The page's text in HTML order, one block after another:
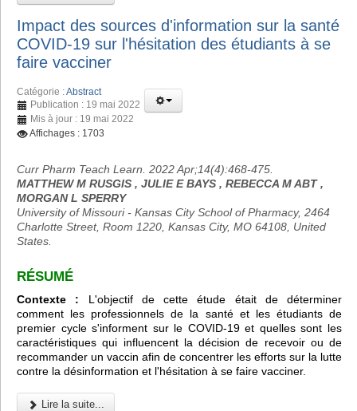
Impact des sources d'information sur la santé
COVID-19 sur l'hésitation des étudiants à se
faire vacciner
Catégorie :Abstract
Publication : 19 mai 2022
Mis à jour : 19 mai 2022
Affichages : 1703
Curr Pharm Teach Learn. 2022 Apr;14(4):468-475.
MATTHEW M RUSGIS , JULIE E BAYS , REBECCA M ABT ,
MORGAN L SPERRY
University of Missouri - Kansas City School of Pharmacy, 2464
Charlotte Street, Room 1220, Kansas City, MO 64108, United
States.
RÉSUMÉ
Contexte : L'objectif de cette étude était de déterminer
comment les professionnels de la santé et les étudiants de
premier cycle s'informent sur le COVID-19 et quelles sont les
caractéristiques qui influencent la décision de recevoir ou de
recommander un vaccin afin de concentrer les efforts sur la lutte
contre la désinformation et l'hésitation à se faire vacciner.
Lire la suite...